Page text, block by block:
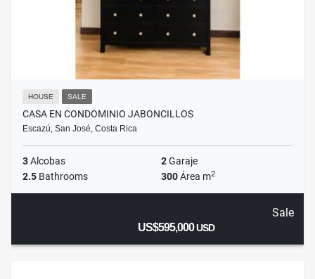
HOUSE SALE
CASA EN CONDOMINIO JABONCILLOS
Escazú, San José, Costa Rica
3Alcobas 2Garaje
2.5 Bathrooms 300Área m2
Sale
US$595,000USD